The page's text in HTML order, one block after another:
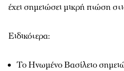
έχει σημειώσει μικρή πτώση
Ειδικότερα:
Το Ηνωμένο Βασίλειο